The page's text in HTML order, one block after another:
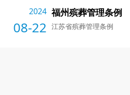
2024
08-22
福州殡葬管理条例
江苏省殡葬管理条例